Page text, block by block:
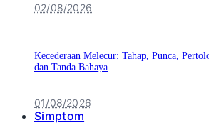
02/08/2026
Kecederaan Melecur: Tahap, Punca,
dan Tanda Bahaya
01/08/2026
Simptom